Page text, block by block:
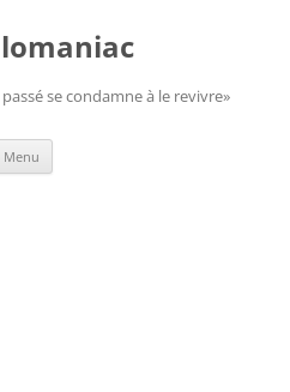
se condamne à le revivre»
Menu